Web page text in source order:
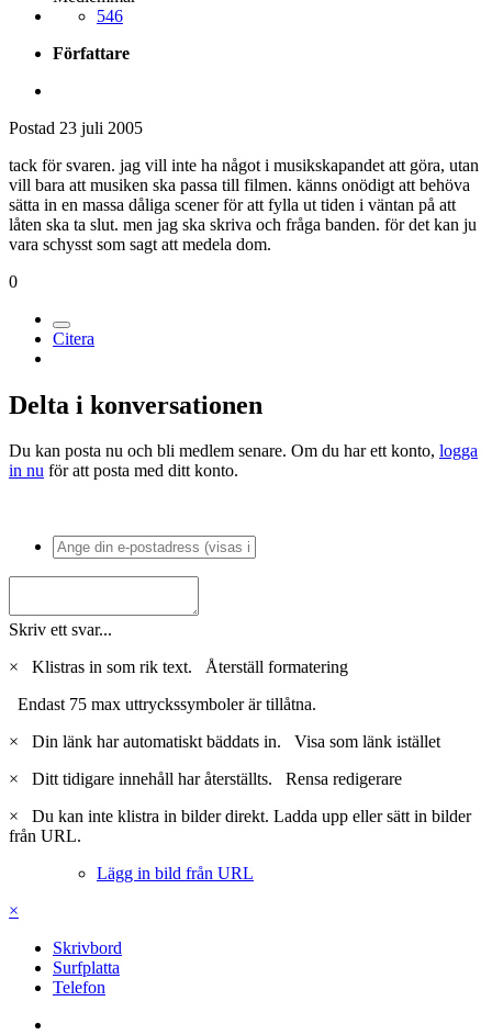
546
Författare
Postad 23 juli 2005
tack för svaren. jag vill inte ha något i musikskapandet att göra, utan
vill bara att musiken ska passa till filmen. känns onödigt att behöva
sätta in en massa dåliga scener för att fylla ut tiden i väntan på att
låten ska ta slut. men jag ska skriva och fråga banden. för det kan ju
vara schysst som sagt att medela dom.
0
Citera
Delta i konversationen
Du kan posta nu och bli medlem senare. Om du har ett konto, logga
in nu för att posta med ditt konto.
Skriv ett svar...
×
Klistras in som rik text. Återställ formatering
Endast 75 max uttryckssymboler är tillåtna.
×
Din länk har automatiskt bäddats in. Visa som länk istället
×
Ditt tidigare innehåll har återställts. Rensa redigerare
×
Du kan inte klistra in bilder direkt. Ladda upp eller sätt in bilder
från URL.
Lägg in bild från URL
×
Skrivbord
Surfplatta
Telefon